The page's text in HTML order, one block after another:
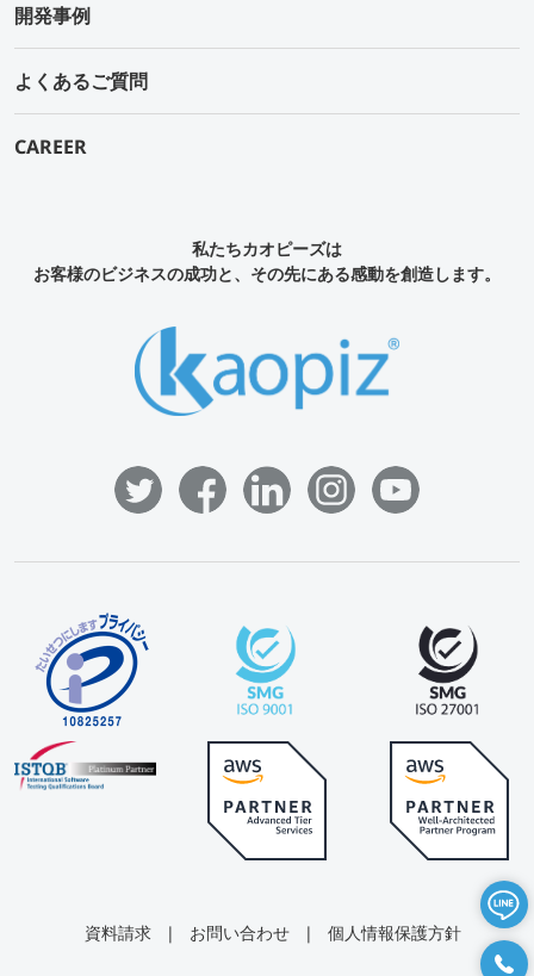
開発事例
よくあるご質問
CAREER
私たちカオピーズは
お客様のビジネスの成功と、その先にある感動を創造します。
資料請求 | お問い合わせ | 個人情報保護方針